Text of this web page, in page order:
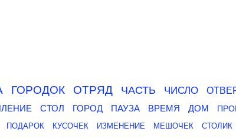
ГОРОДОК ОТРЯД ЧАСТЬ ЧИСЛО
СТОЛ ГОРОД ПАУЗА ВРЕМЯ ДОМ
ПОДАРОК КУСОЧЕК ИЗМЕНЕНИЕ МЕШОЧЕК СТОЛИК